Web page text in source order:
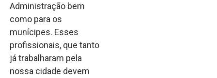
Administração bem
como para os
munícipes. Esses
profissionais, que tanto
já trabalharam pela
nossa cidade devem